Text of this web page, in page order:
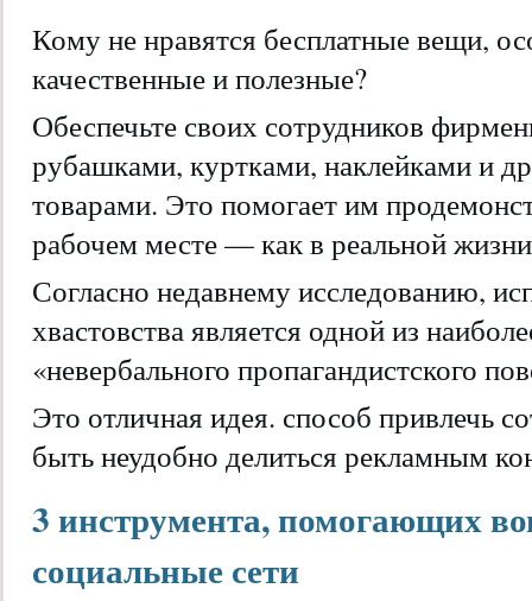
Кому не нравятся бесплатные вещи,
качественные и полезные?
Обеспечьте своих сотрудников
рубашками, куртками, наклейками и
товарами. Это помогает им
рабочем месте — как в реальной
Согласно недавнему исследованию,
хвастовства является одной из
«невербального пропагандистского
Это отличная идея. способ привлечь
быть неудобно делиться рекламным
3 инструмента, помогающих
социальные сети